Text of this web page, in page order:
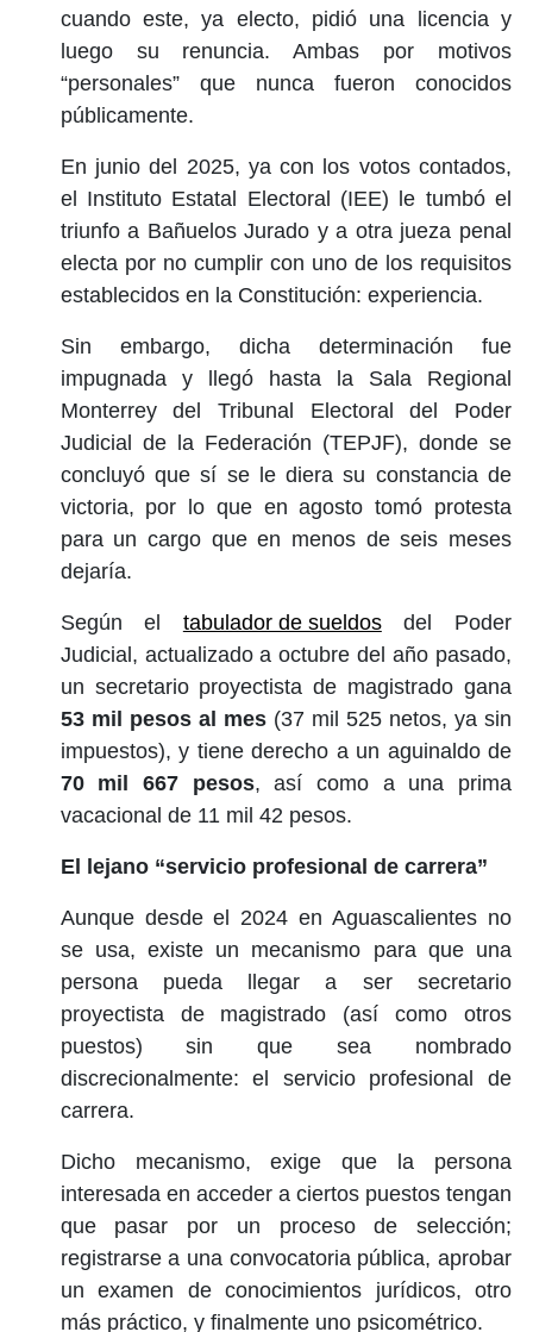
cuando este, ya electo, pidió una licencia y
luego su renuncia. Ambas por motivos
“personales” que nunca fueron conocidos
públicamente.
En junio del 2025, ya con los votos contados,
el Instituto Estatal Electoral (IEE) le tumbó el
triunfo a Bañuelos Jurado y a otra jueza penal
electa por no cumplir con uno de los requisitos
establecidos en la Constitución: experiencia.
Sin embargo, dicha determinación fue
impugnada y llegó hasta la Sala Regional
Monterrey del Tribunal Electoral del Poder
Judicial de la Federación (TEPJF), donde se
concluyó que sí se le diera su constancia de
victoria, por lo que en agosto tomó protesta
para un cargo que en menos de seis meses
dejaría.
Según el tabulador de sueldosdel Poder
Judicial, actualizado a octubre del año pasado,
un secretario proyectista de magistrado gana
53 mil pesos al mes(37 mil 525 netos, ya sin
impuestos), y tiene derecho a un aguinaldo de
70 mil 667 pesos, así como a una prima
vacacional de 11 mil 42 pesos.
El lejano “servicio profesional de carrera”
Aunque desde el 2024 en Aguascalientes no
se usa, existe un mecanismo para que una
persona pueda llegar a ser secretario
proyectista de magistrado (así como otros
puestos) sin que sea nombrado
discrecionalmente: el servicio profesional de
carrera.
Dicho mecanismo, exige que la persona
interesada en acceder a ciertos puestos tengan
que pasar por un proceso de selección;
registrarse a una convocatoria pública, aprobar
un examen de conocimientos jurídicos, otro
más práctico, y finalmente uno psicométrico.